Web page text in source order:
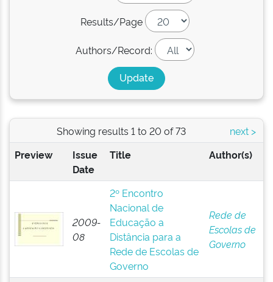
Results/Page
Authors/Record:
Showing results 1 to 20 of 73
next >
Preview
Issue
Date
Title Author(s)
2009-
08
2º Encontro
Nacional de
Educação a
Distância para a
Rede de Escolas de
Governo
Rede de
Escolas de
Governo